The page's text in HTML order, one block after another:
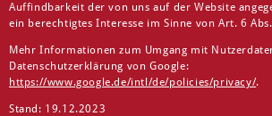
Auffindbarkeit der von uns auf der Website
ein berechtigtes Interesse im Sinne von Art. 6
Mehr Informationen zum Umgang mit
Datenschutzerklärung von Google:
https://www.google.de/intl/de/policies/privacy/.
Stand: 19.12.2023